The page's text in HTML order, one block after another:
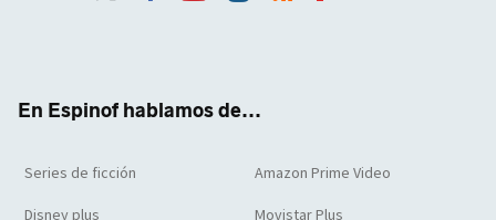
En Espinof hablamos de...
Series de ficción Amazon Prime Video
Disney plus Movistar Plus